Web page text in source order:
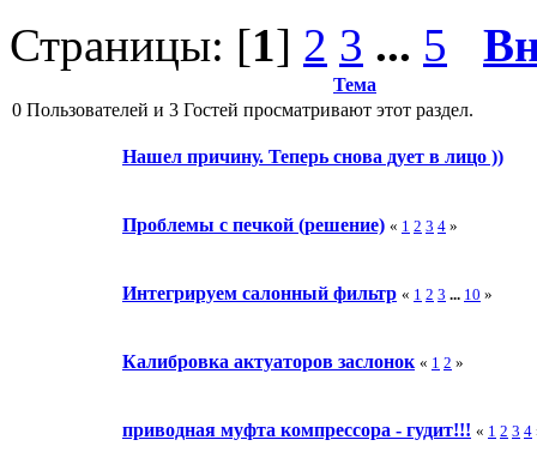
Страницы: [1] 2 3 ... 5
Тема
0 Пользователей и 3 Гостей просматривают этот раздел.
Нашел причину. Теперь снова дует в лицо ))
Проблемы с печкой (решение) « 1 2 3 4 »
Интегрируем салонный фильтр « 1 2 3 ... 10 »
Калибровка актуаторов заслонок « 1 2 »
приводная муфта компрессора - гудит!!! « 1 2 3 4